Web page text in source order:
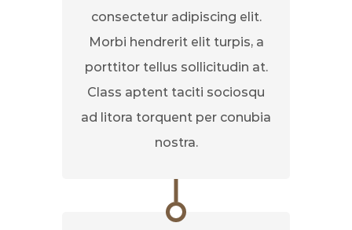
consectetur adipiscing elit.
Morbi hendrerit elit turpis, a
porttitor tellus sollicitudin at.
Class aptent taciti sociosqu
ad litora torquent per conubia
nostra.